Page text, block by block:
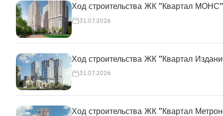
Ход строительства ЖК "Квартал МОНС"
31.07.2026
Ход строительства ЖК "Квартал
31.07.2026
Ход строительства ЖК "Квартал